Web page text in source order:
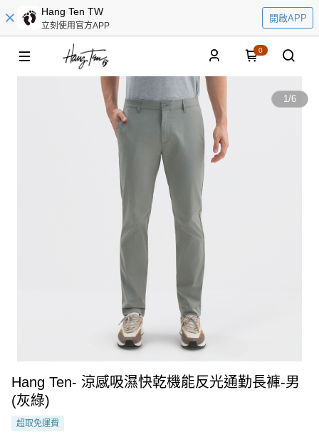
Hang Ten TW
立刻使用官方APP
開啟APP
0
1/6
Hang Ten- 涼感吸濕快乾機能反光通勤長褲-男
(灰綠)
超取免運費